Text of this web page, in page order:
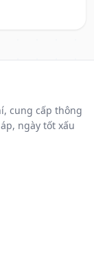
cung cấp thông
ngày tốt xấu